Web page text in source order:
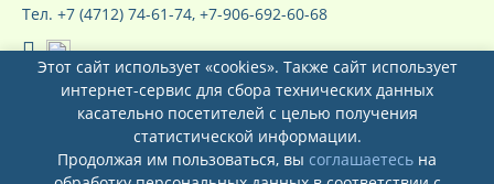
Тел. +7 (4712) 74-61-74, +7-906-692-60-68
Системы кондиционирования ООО
Этот сайт использует «cookies». Также сайт использует
интернет-сервис для сбора технических данных
касательно посетителей с целью получения
статистической информации.
Продолжая им пользоваться, вы соглашаетесь на